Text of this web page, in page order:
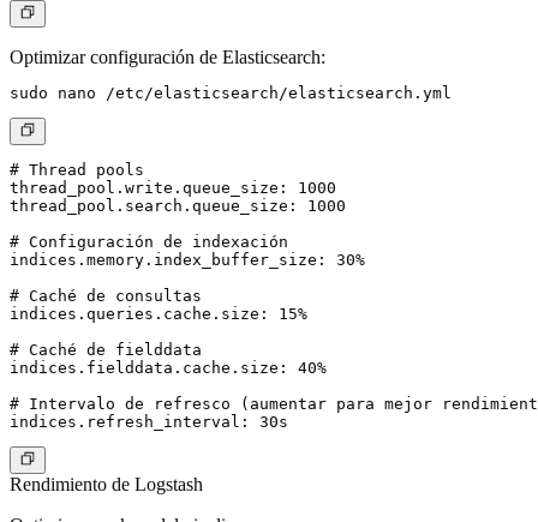
Optimizar configuración de Elasticsearch:
# Thread pools
thread_pool.write.queue_size: 1000
thread_pool.search.queue_size: 1000
# Configuración de indexación
indices.memory.index_buffer_size: 30%
# Caché de consultas
indices.queries.cache.size: 15%
# Caché de fielddata
indices.fielddata.cache.size: 40%
# Intervalo de refresco (aumentar para mejor
Rendimiento de Logstash